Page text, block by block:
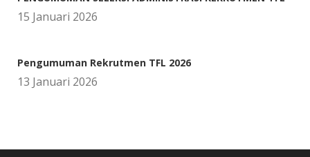
15 Januari 2026
Pengumuman Rekrutmen TFL 2026
13 Januari 2026